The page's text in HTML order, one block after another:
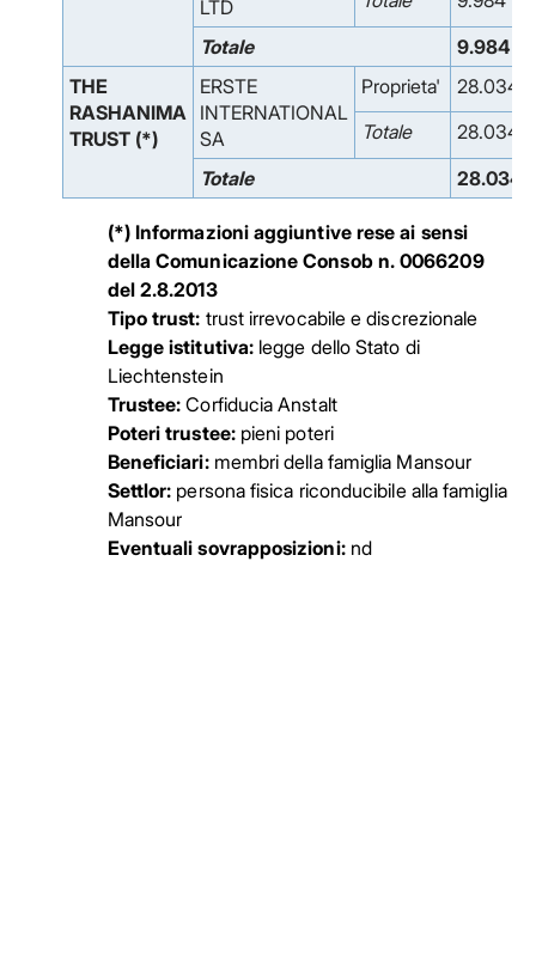
LTD
Totale
9.984
THE
RASHANIMA
TRUST (*)
ERSTE
INTERNATIONAL
SA
Proprieta'
28.034
Totale
28.034
Totale
28.034
(*) Informazioni aggiuntive rese ai sensi
della Comunicazione Consob n. 0066209
del 2.8.2013
Tipo trust: trust irrevocabile e discrezionale
Legge istitutiva: legge dello Stato di
Liechtenstein
Trustee: Corfiducia Anstalt
Poteri trustee:pieni poteri
Beneficiari:membri della famiglia Mansour
Settlor: persona fisica riconducibile alla famiglia
Mansour
Eventuali sovrapposizioni:nd